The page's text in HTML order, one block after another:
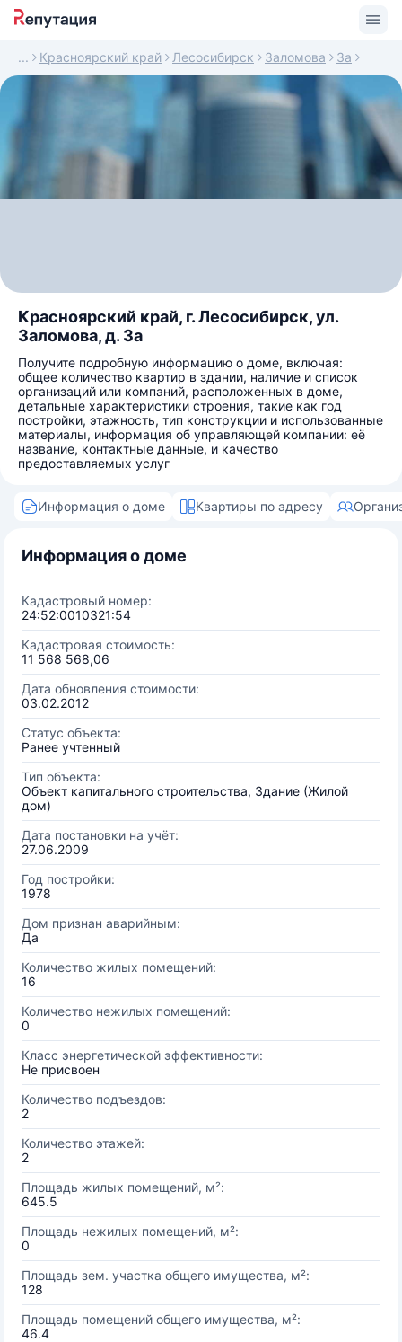
Красноярский край Лесосибирск Заломова 3а
Красноярский край, г. Лесосибирск, ул.
Заломова, д. 3а
Получите подробную информацию о доме, включая:
общее количество квартир в здании, наличие и список
организаций или компаний, расположенных в доме,
детальные характеристики строения, такие как год
постройки, этажность, тип конструкции и использованные
материалы, информация об управляющей компании: её
название, контактные данные, и качество
предоставляемых услуг
Информация о доме Квартиры по адресу
Информация о доме
Кадастровый номер:
24:52:0010321:54
Кадастровая стоимость:
11 568 568,06
Дата обновления стоимости:
03.02.2012
Статус объекта:
Ранее учтенный
Тип объекта:
Объект капитального строительства, Здание (Жилой
дом)
Дата постановки на учёт:
27.06.2009
Год постройки:
1978
Дом признан аварийным:
Да
Количество жилых помещений:
16
Количество нежилых помещений:
0
Класс энергетической эффективности:
Не присвоен
Количество подъездов:
2
Количество этажей:
2
Площадь жилых помещений, м²:
645.5
Площадь нежилых помещений, м²:
0
Площадь зем. участка общего имущества, м²:
128
Площадь помещений общего имущества, м²:
46.4